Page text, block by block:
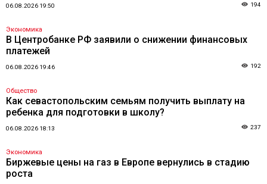
06.08.2026 19:50 194
Экономика
В Центробанке РФ заявили о снижении финансовых
платежей
06.08.2026 19:46 192
Общество
Как севастопольским семьям получить выплату на
ребенка для подготовки в школу?
06.08.2026 18:13 237
Экономика
Биржевые цены на газ в Европе вернулись в стадию
роста